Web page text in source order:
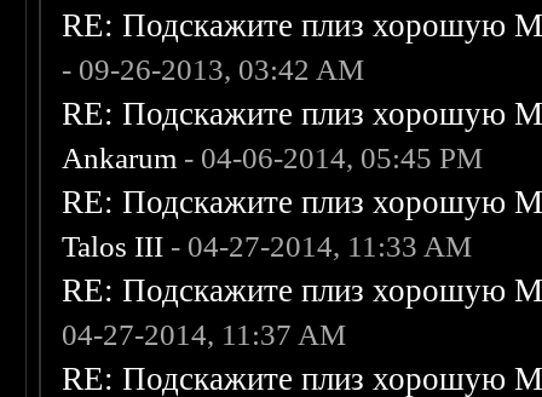
RE: Подскажите плиз хорошую
- 09-26-2013, 03:42 AM
RE: Подскажите плиз хорошую
Ankarum - 04-06-2014, 05:45 PM
RE: Подскажите плиз хорошую
Talos III - 04-27-2014, 11:33 AM
RE: Подскажите плиз хорошую
04-27-2014, 11:37 AM
RE: Подскажите плиз хорошую